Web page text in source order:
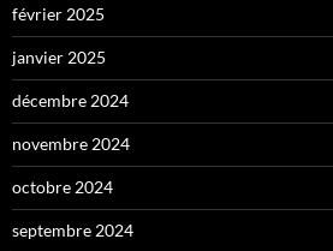
février 2025
janvier 2025
décembre 2024
novembre 2024
octobre 2024
septembre 2024